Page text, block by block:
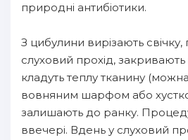
природні антибіотики.
З цибулини вирізають
слуховий прохід,
кладуть теплу тканину
вовняним шарфом або
залишають до ранку.
ввечері. Вдень у слуховий